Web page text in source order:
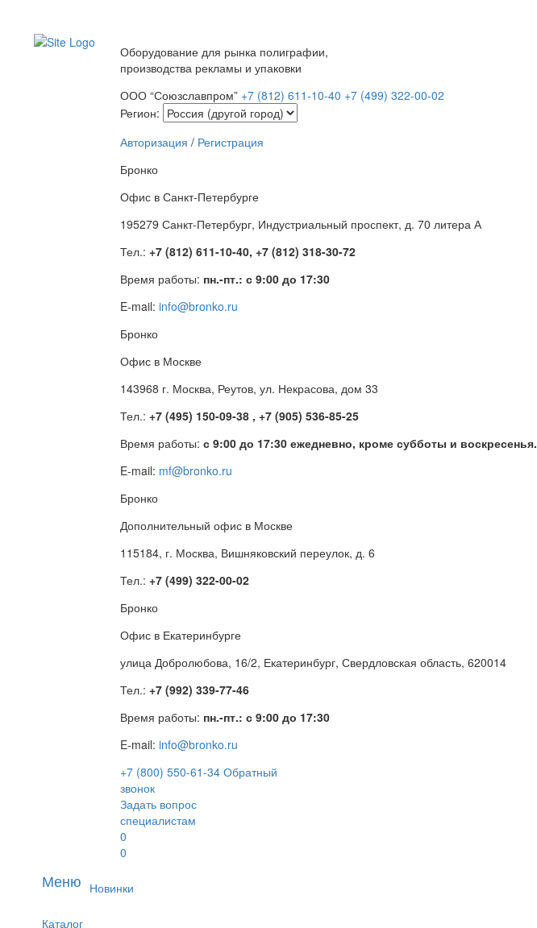
Оборудование для рынка полиграфии,
производства рекламы и упаковки
ООО “Союзславпром” +7 (812) 611-10-40 +7 (499) 322-00-02
Регион:
Авторизация / Регистрация
Бронко
Офис в Санкт-Петербурге
195279 Санкт-Петербург, Индустриальный проспект, д. 70 литера А
Тел.: +7 (812) 611-10-40, +7 (812) 318-30-72
Время работы: пн.-пт.: с 9:00 до 17:30
E-mail: info@bronko.ru
Бронко
Офис в Москве
143968 г. Москва, Реутов, ул. Некрасова, дом 33
Тел.: +7 (495) 150-09-38 , +7 (905) 536-85-25
Время работы: с 9:00 до 17:30 ежедневно, кроме субботы и воскресенья.
E-mail: mf@bronko.ru
Бронко
Дополнительный офис в Москве
115184, г. Москва, Вишняковский переулок, д. 6
Тел.: +7 (499) 322-00-02
Бронко
Офис в Екатеринбурге
улица Добролюбова, 16/2, Екатеринбург, Свердловская область, 620014
Тел.: +7 (992) 339-77-46
Время работы: пн.-пт.: с 9:00 до 17:30
E-mail: info@bronko.ru
+7 (800) 550-61-34 Обратный
звонок
Задать вопрос
специалистам
0
0
Меню Новинки
Каталог